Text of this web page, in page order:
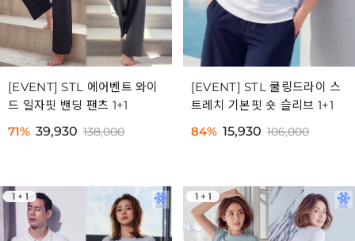
[EVENT] STL 에어벤트 와이
드 일자핏 밴딩 팬츠 1+1
71% 39,930 138,000
[EVENT] STL 쿨링드라이 스
트레치 기본핏 숏 슬리브 1+1
84% 15,930 106,000